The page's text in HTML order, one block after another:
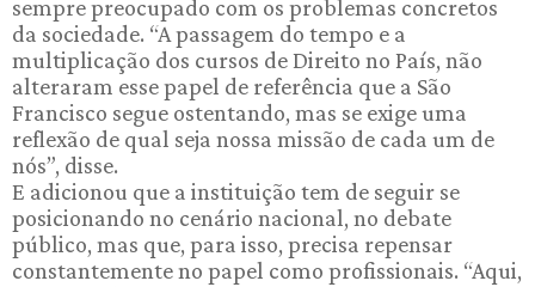
sempre preocupado com os problemas concretos
da sociedade. “A passagem do tempo e a
multiplicação dos cursos de Direito no País, não
alteraram esse papel de referência que a São
Francisco segue ostentando, mas se exige uma
reflexão de qual seja nossa missão de cada um de
nós”, disse.
E adicionou que a instituição tem de seguir se
posicionando no cenário nacional, no debate
público, mas que, para isso, precisa repensar
constantemente no papel como profissionais. “Aqui,